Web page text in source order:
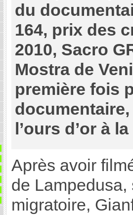
du
164, prix des
2010, Sacro
Mostra de
première fois
l’ours d’or à
Après avoir
de
migratoire,